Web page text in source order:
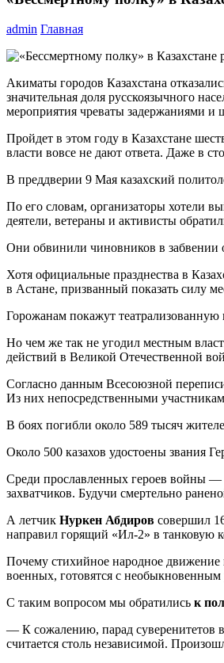
admin Главная
Акиматы городов Казахстана
значительная доля русскоязычного
мероприятия чреваты задержаниями и
Пройдет в этом году в Казахстане
власти вовсе не дают ответа. Даже в
В преддверии 9 Мая казахский
По его словам, организаторы хотели
деятели, ветераны и активисты
Они обвинили чиновников в забвении
Хотя официальные празднества в
в Астане, призванный показать силу
Горожанам покажут театрализованную
Но чем же так не угодил местным
действий в Великой Отечественной
Согласно данным Всесоюзной
Из них непосредственными
В боях погибли около 589 тысяч
Около 500 казахов удостоены звания
Среди прославленных героев войны —
захватчиков. Будучи смертельно
А летчик Нуркен Абдиров совершил
направил горящий «Ил-2» в танковую
Почему стихийное народное движение
военных, готовятся с необыкновенным
С таким вопросом мы обратились к
— К сожалению, парад суверенитетов
считается столь независимой.